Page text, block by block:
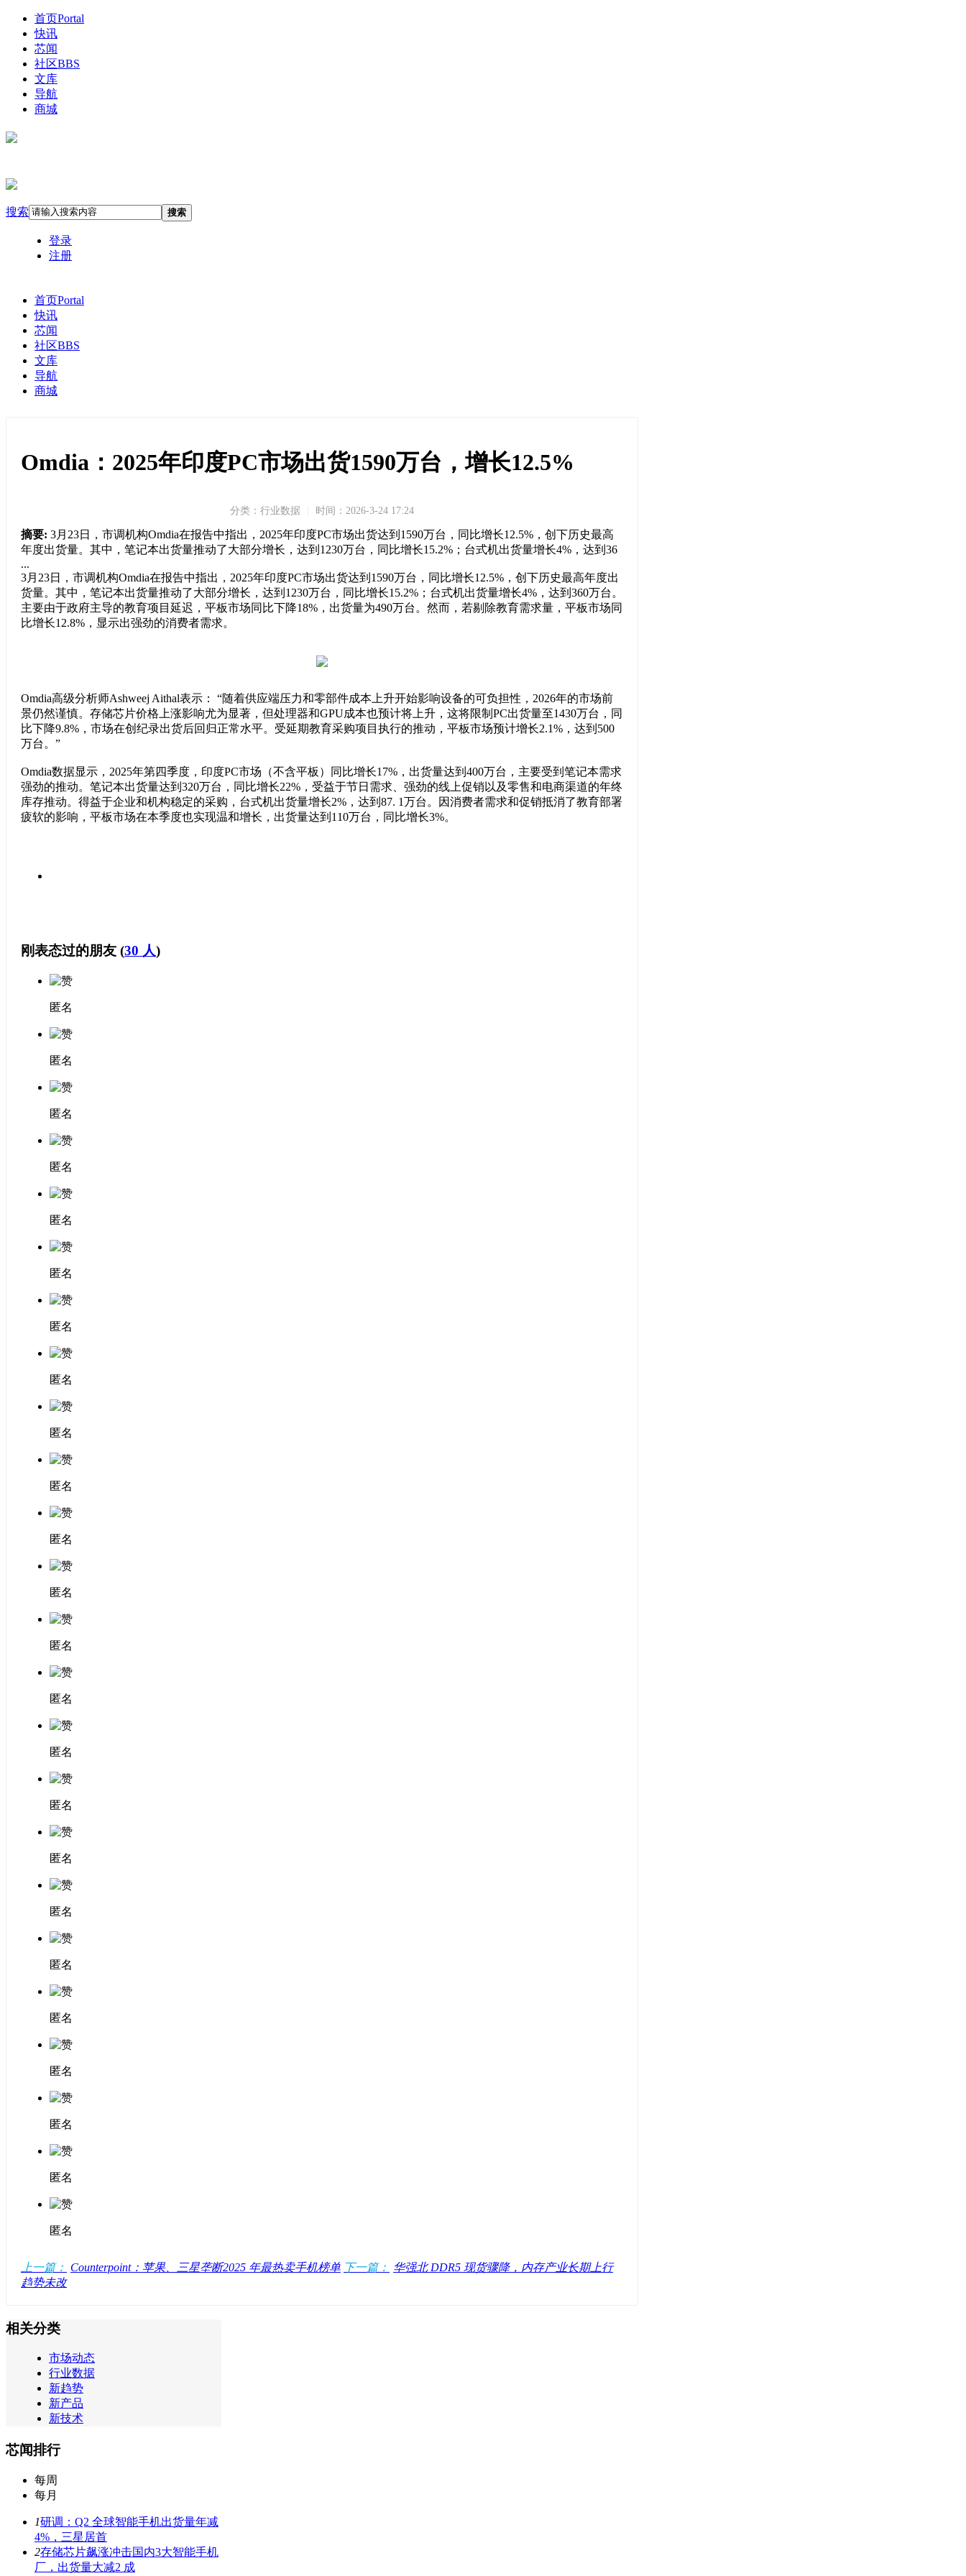
首页Portal
快讯
芯闻
社区BBS
文库
导航
商城
搜索 搜索
登录
注册
首页Portal
快讯
芯闻
社区BBS
文库
导航
商城
Omdia：2025年印度PC市场出货1590万台，增长12.5%
分类：行业数据 时间：2026-3-24 17:24
摘要: 3月23日，市调机构Omdia在报告中指出，2025年印度PC市场出货达到1590万台，同比增长12.5%，创下历史最高
年度出货量。其中，笔记本出货量推动了大部分增长，达到1230万台，同比增长15.2%；台式机出货量增长4%，达到36
...
3月23日，市调机构Omdia在报告中指出，2025年印度PC市场出货达到1590万台，同比增长12.5%，创下历史最高年度出
货量。其中，笔记本出货量推动了大部分增长，达到1230万台，同比增长15.2%；台式机出货量增长4%，达到360万台。
主要由于政府主导的教育项目延迟，平板市场同比下降18%，出货量为490万台。然而，若剔除教育需求量，平板市场同
比增长12.8%，显示出强劲的消费者需求。
Omdia高级分析师Ashweej Aithal表示： “随着供应端压力和零部件成本上升开始影响设备的可负担性，2026年的市场前
景仍然谨慎。存储芯片价格上涨影响尤为显著，但处理器和GPU成本也预计将上升，这将限制PC出货量至1430万台，同
比下降9.8%，市场在创纪录出货后回归正常水平。受延期教育采购项目执行的推动，平板市场预计增长2.1%，达到500
万台。”
Omdia数据显示，2025年第四季度，印度PC市场（不含平板）同比增长17%，出货量达到400万台，主要受到笔记本需求
强劲的推动。笔记本出货量达到320万台，同比增长22%，受益于节日需求、强劲的线上促销以及零售和电商渠道的年终
库存推动。得益于企业和机构稳定的采购，台式机出货量增长2%，达到87. 1万台。因消费者需求和促销抵消了教育部署
疲软的影响，平板市场在本季度也实现温和增长，出货量达到110万台，同比增长3%。
刚表态过的朋友 (30 人)
匿名
匿名
匿名
匿名
匿名
匿名
匿名
匿名
匿名
匿名
匿名
匿名
匿名
匿名
匿名
匿名
匿名
匿名
匿名
匿名
匿名
匿名
匿名
匿名
上一篇： Counterpoint：苹果、三星垄断2025 年最热卖手机榜单 下一篇：
华强北 DDR5 现货骤降，内存产业长期上行
趋势未改
相关分类
市场动态
行业数据
新趋势
新产品
新技术
芯闻排行
每周
每月
1研调：Q2 全球智能手机出货量年减
4%，三星居首
2存储芯片飙涨冲击国内3大智能手机
厂，出货量大减2 成